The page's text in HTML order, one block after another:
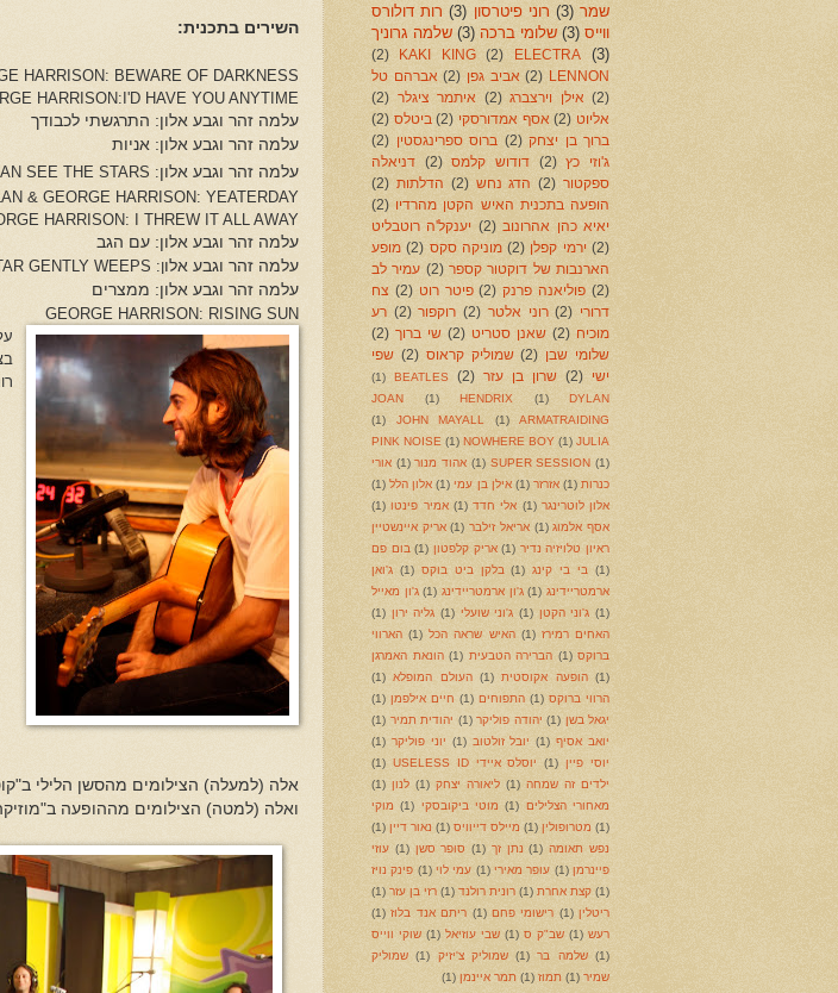
השירים בתכנית:
HARRISON: BEWARE OF DARKNESS
HARRISON:I'D HAVE YOU ANYTIME
עלמה זהר וגבע אלון: התרגשתי לכבודך
עלמה זהר וגבע אלון: אניות
עלמה זהר וגבע אלון:
SEE THE STARS
& GEORGE HARRISON: YEATERDAY
HARRISON: I THREW IT ALL AWAY
עלמה זהר וגבע אלון: עם הגב
עלמה זהר וגבע אלון: GENTLY WEEPS
עלמה זהר וגבע אלון: ממצרים
GEORGE HARRISON: RISING SUN
אלה (למעלה) הצילומים מהסשן הלילי
ואלה (למטה) הצילומים מההופעה
שמר (3) רוני פיטרסון (3) רות דולורס
ווייס (3) שלומי ברכה (3) שלמה גרוניך
(3)
ELECTRA
(2)
KAKI KING
(2)
LENNON
(2) אביב גפן (2) אברהם טל
(2) אילן וירצברג (2) איתמר ציגלר (2)
אליוט (2) אסף אמדורסקי (2) ביטלס (2)
ברוך בן יצחק (2) ברוס ספרינגסטין (2)
ג'וזי כץ
(2) דודוש קלמס (2)
דניאלה
ספקטור (2) הדג נחש (2) הדלתות (2)
הופעה בתכנית האיש הקטן מהרדיו (2)
יאיא כהן אהרונוב (2) יענקל'ה רוטבליט
(2) ירמי קפלן (2) מוניקה סקס (2) מופע
הארנבות של דוקטור קספר (2) עמיר לב
(2) פוליאנה פרנק (2) פיטר רוט (2) צח
דרורי (2) רוני אלטר (2) רוקפור (2) רע
מוכיח (2) שאנן סטריט (2) שי ברוך (2)
שלומי שבן (2) שמוליק קראוס (2) שפי
ישי
(2) שרון בן עזר (2)
BEATLES
(1)
DYLAN
(1)
HENDRIX
(1)
JOAN
ARMATRAIDING
(1)
JOHN MAYALL
(1)
JULIA
(1)
NOWHERE BOY
(1)
PINK NOISE
(1)
SUPER SESSION
(1) אהוד מנור (1) אורי
כנרות (1) אזרזר (1) אילן בן עמי (1) אלון הלל (1)
אלון לוטרינגר (1) אלי חדד (1) אמיר פינטו (1)
אסף אלמוג (1) אריאל זילבר (1) אריק איינשטיין
ראיון טלויזיה נדיר (1) אריק קלפטון (1) בום פם
(1)
בי בי קינג (1) בלקן ביט בוקס (1) ג'ואן
ארמטריידינג (1) ג'ון ארמטריידינג (1) ג'ון מאייל
(1) ג'וני הקטן (1) ג'וני שועלי (1) גליה ירון (1)
האחים רמירז (1) האיש שראה הכל (1) הארווי
ברוקס (1) הברירה הטבעית (1) הונאת האמרגן
(1) הופעה אקוסטית (1) העולם המופלא (1)
הרווי ברוקס (1) התפוחים (1) חיים אילפמן (1)
יגאל בשן (1) יהודה פוליקר (1) יהודית תמיר (1)
יואב אסיף (1) יובל זולטוב (1) יוני פוליקר (1)
יוסי פיין (1) יוסלס איידי USELESS ID
(1)
ילדים זה שמחה (1) ליאורה יצחק (1) לנון (1)
מאחורי הצלילים (1) מוטי ביקובסקי (1) מוקי
(1) מטרופולין (1) מיילס דייוויס (1) נאור דיין (1)
נפש תאומה (1) נתן זך (1) סופר סשן (1) עוזי
פיינרמן (1) עופר מאירי (1) עמי לוי (1) פינק נויז
(1) קצת אחרת (1) רונית רולנד (1) רזי בן עזר (1)
ריטלין (1) רישומי פחם (1) ריתם אנד בלוז (1)
רעש (1) שב"ק ס (1) שבי עוזיאל (1) שוקי ווייס
(1) שלמה בר (1) שמוליק צ'יזיק (1) שמוליק
שמיר (1) תמוז (1) תמר איינמן (1)